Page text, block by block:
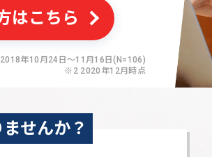
はこちら
年10月24日〜11月16日(N=106)
※2 2020年12月時点
せんか？